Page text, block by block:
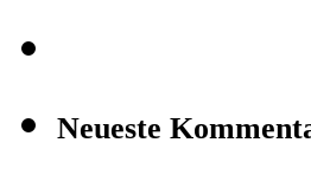
Neueste